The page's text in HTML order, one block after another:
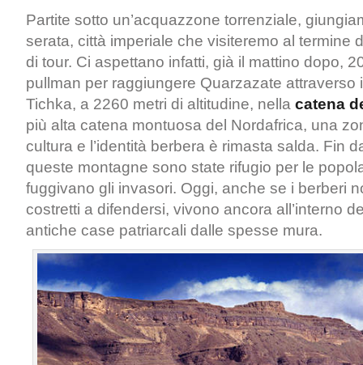
Partite sotto un’acquazzone torrenziale,
serata, città imperiale che visiteremo al termine
di tour. Ci aspettano infatti, già il mattino dopo,
pullman per raggiungere Quarzazate attraverso
Tichka, a 2260 metri di altitudine, nella catena
più alta catena montuosa del Nordafrica, una
cultura e l’identità berbera è rimasta salda. Fin
queste montagne sono state rifugio per le
fuggivano gli invasori. Oggi, anche se i berberi
costretti a difendersi, vivono ancora all’interno
antiche case patriarcali dalle spesse mura.